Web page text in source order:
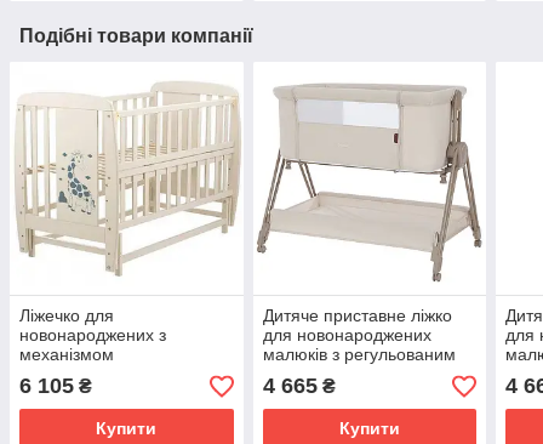
Подібні товари компанії
Ліжечко для
новонароджених з
механізмом
заколисування та
відкидним бортиком
Жирафік BabyRoom
Слонова кістка
6 105 ₴
Купити
Дитяче приставне ліжко
для новонароджених
малюків з регульованим
нахилом Gracia Carrello
Linen Beige
4 665₴
Купити
для
4